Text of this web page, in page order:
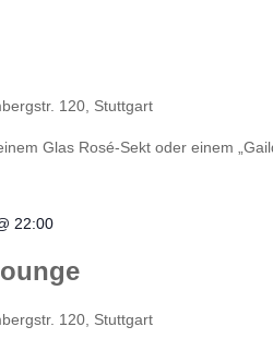
120, Stuttgart
Glas Rosé-Sekt oder einem
22:00
120, Stuttgart